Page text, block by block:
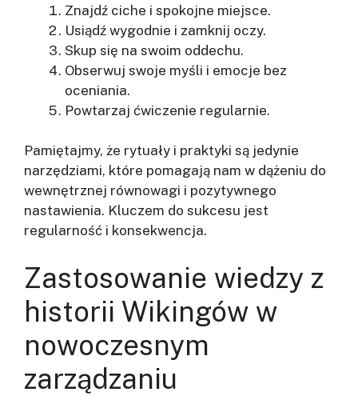
Znajdź ciche i spokojne miejsce.
Usiądź wygodnie i zamknij oczy.
Skup się na swoim oddechu.
Obserwuj swoje myśli i emocje bez
oceniania.
Powtarzaj ćwiczenie regularnie.
Pamiętajmy, że rytuały i praktyki są jedynie
narzędziami, które pomagają nam w dążeniu do
wewnętrznej równowagi i pozytywnego
nastawienia. Kluczem do sukcesu jest
regularność i konsekwencja.
Zastosowanie wiedzy z
historii Wikingów w
nowoczesnym
zarządzaniu